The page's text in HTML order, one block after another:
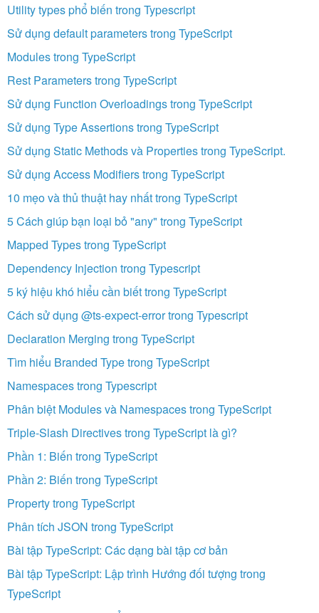
Utility types phổ biến trong Typescript
Sử dụng default parameters trong TypeScript
Modules trong TypeScript
Rest Parameters trong TypeScript
Sử dụng Function Overloadings trong TypeScript
Sử dụng Type Assertions trong TypeScript
Sử dụng Static Methods và Properties trong TypeScript.
Sử dụng Access Modifiers trong TypeScript
10 mẹo và thủ thuật hay nhất trong TypeScript
5 Cách giúp bạn loại bỏ "any" trong TypeScript
Mapped Types trong TypeScript
Dependency Injection trong Typescript
5 ký hiệu khó hiểu cần biết trong TypeScript
Cách sử dụng @ts-expect-error trong Typescript
Declaration Merging trong TypeScript
Tìm hiểu Branded Type trong TypeScript
Namespaces trong Typescript
Phân biệt Modules và Namespaces trong TypeScript
Triple-Slash Directives trong TypeScript là gì?
Phần 1: Biến trong TypeScript
Phần 2: Biến trong TypeScript
Property trong TypeScript
Phân tích JSON trong TypeScript
Bài tập TypeScript: Các dạng bài tập cơ bản
Bài tập TypeScript: Lập trình Hướng đối tượng trong
TypeScript